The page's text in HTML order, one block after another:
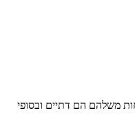
גדלו והקימו משפחות משלהם הם דתיים ובסופי